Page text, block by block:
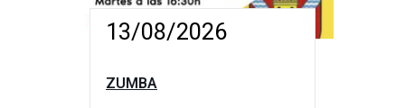
13/08/2026
ZUMBA